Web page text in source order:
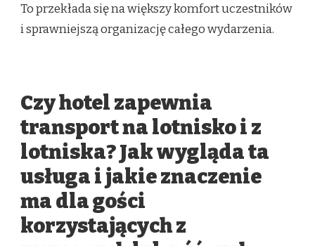
To przekłada się na większy komfort uczestników
i sprawniejszą organizację całego wydarzenia.
Czy hotel zapewnia
transport na lotnisko i z
lotniska? Jak wygląda ta
usługa i jakie znaczenie
ma dla gości
korzystających z